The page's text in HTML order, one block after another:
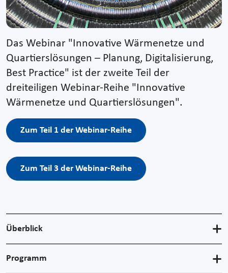
Das Webinar "Innovative Wärmenetze und
Quartierslösungen – Planung, Digitalisierung,
Best Practice" ist der zweite Teil der
dreiteiligen Webinar-Reihe "Innovative
Wärmenetze und Quartierslösungen".
Zum Teil 1 der Webinar-Reihe
Zum Teil 3 der Webinar-Reihe
Überblick
Programm